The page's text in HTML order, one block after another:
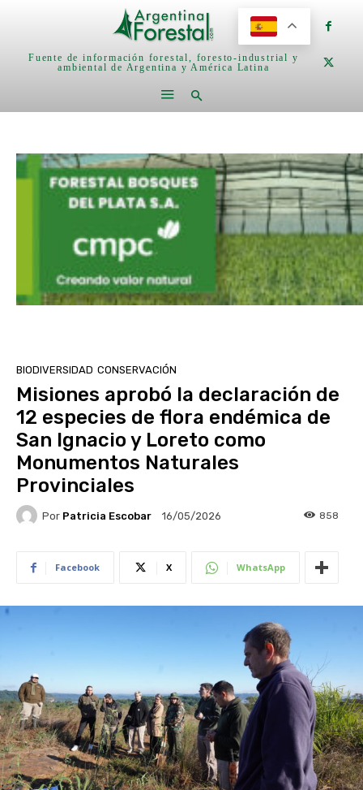
Fuente de información forestal, foresto-industrial y
ambiental de Argentina y América Latina
BIODIVERSIDAD CONSERVACIÓN
Misiones aprobó la declaración de
12 especies de flora endémica de
San Ignacio y Loreto como
Monumentos Naturales
Provinciales
Por Patricia Escobar 16/05/2026 858
Facebook X WhatsApp